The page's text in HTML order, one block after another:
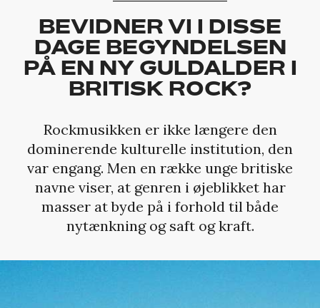
BEVIDNER VI I DISSE
DAGE BEGYNDELSEN
PÅ EN NY GULDALDER I
BRITISK ROCK?
Rockmusikken er ikke længere den
dominerende kulturelle institution, den
var engang. Men en række unge britiske
navne viser, at genren i øjeblikket har
masser at byde på i forhold til både
nytænkning og saft og kraft.